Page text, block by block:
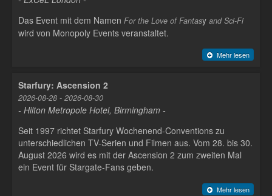
Das Event mit dem Namen For the Love of Fantasy and Sci-Fi
wird von Monopoly Events veranstaltet.
Mehr lesen
Starfury: Ascension 2
2026-08-28 - 2026-08-30
- Hilton Metropole Hotel, Birmingham -
Seit 1997 richtet Starfury Wochenend-Conventions zu
unterschiedlichen TV-Serien und Filmen aus. Vom 28. bis 30.
August 2026 wird es mit der Ascension 2 zum zweiten Mal
ein Event für Stargate-Fans geben.
Mehr lesen